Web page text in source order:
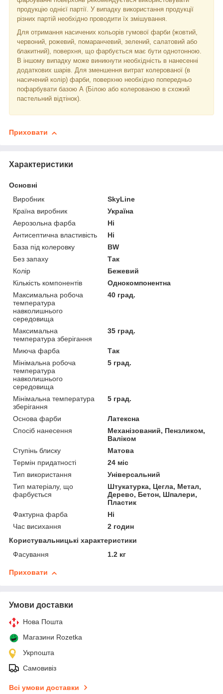
продукцію однієї партії. У випадку використання продукції
різних партій необхідно проводити їх змішування.
Для отримання насичених кольорів гумової фарби (жовтий,
червоний, рожевий, помаранчевий, зелений, салатовий або
блакитний), поверхня, що фарбується має бути однотонною.
В іншому випадку може виникнути необхідність в нанесенні
додаткових шарів. Для зменшення витрат колерованої (в
насичений колір) фарби, поверхню необхідно попередньо
пофарбувати базою А (Білою або колерованою в схожий
пастельний відтінок).
Приховати
Характеристики
Основні
Виробник
SkyLine
Країна виробник
Україна
Аерозольна фарба
Ні
Антисептична властивість
Ні
База під колеровку
BW
Без запаху
Так
Колір
Бежевий
Кількість компонентів
Однокомпонентна
Максимальна робоча
температура
навколишнього
середовища
40 град.
Максимальна
температура зберігання
35 град.
Миюча фарба
Так
Мінімальна робоча
температура
навколишнього
середовища
5 град.
Мінімальна температура
зберігання
5 град.
Основа фарби
Латексна
Спосіб нанесення
Механізований, Пензликом,
Валіком
Ступінь блиску
Матова
Термін придатності
24 міс
Тип використання
Універсальний
Тип матеріалу, що
фарбується
Штукатурка, Цегла, Метал,
Дерево, Бетон, Шпалери,
Пластик
Фактурна фарба
Ні
Час висихання
2 годин
Користувальницькі характеристики
Фасування
1.2 кг
Приховати
Умови доставки
Нова Пошта
Магазини Rozetka
Укрпошта
Самовивіз
Всі умови доставки